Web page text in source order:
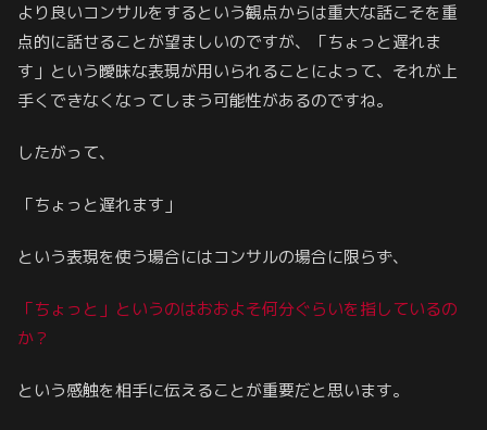
より良いコンサルをするという観点からは重大な話こそを重
点的に話せることが望ましいのですが、「ちょっと遅れま
す」という曖昧な表現が用いられることによって、それが上
手くできなくなってしまう可能性があるのですね。
したがって、
「ちょっと遅れます」
という表現を使う場合にはコンサルの場合に限らず、
「ちょっと」というのはおおよそ何分ぐらいを指しているの
か？
という感触を相手に伝えることが重要だと思います。